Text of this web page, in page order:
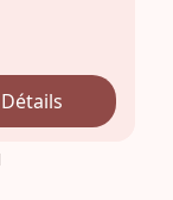
Détails